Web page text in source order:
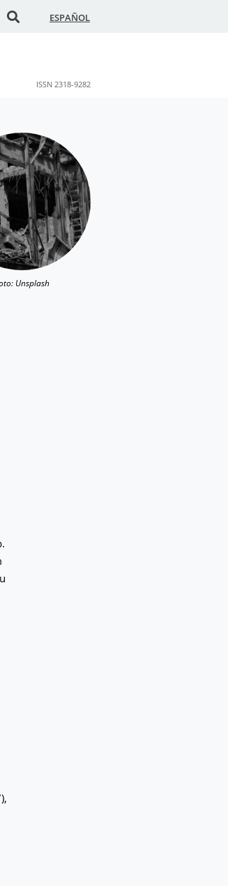
ESPAÑOL
ISSN 2318-9282
Unsplash